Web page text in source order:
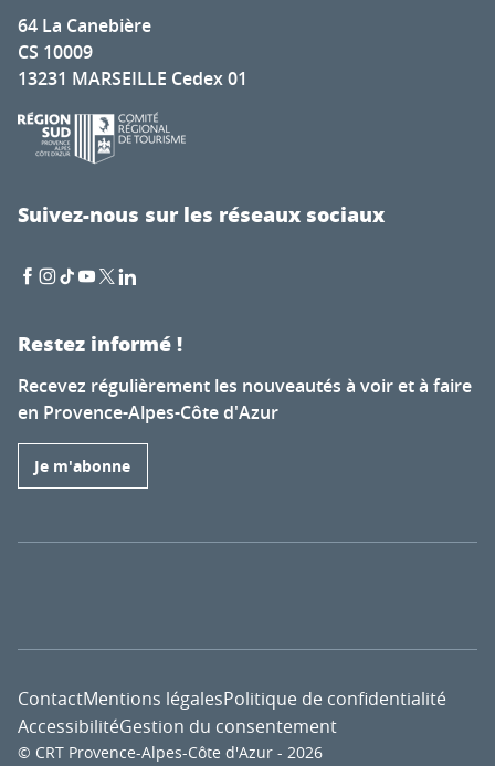
64 La Canebière
CS 10009
13231 MARSEILLE Cedex 01
Suivez-nous sur les réseaux sociaux
Restez informé !
Recevez régulièrement les nouveautés à voir et à faire
en Provence-Alpes-Côte d'Azur
Je m'abonne
© CRT Provence-Alpes-Côte d'Azur - 2026
ContactMentions légalesPolitique de confidentialité
AccessibilitéGestion du consentement